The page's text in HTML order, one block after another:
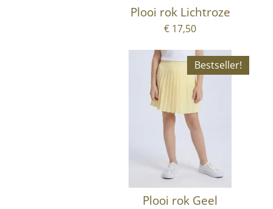
Plooi rok Lichtroze
€ 17,50
Bestseller!
Plooi rok Geel